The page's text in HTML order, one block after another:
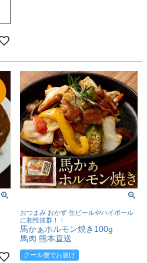
おつまみ おかず 生ビールやハイボール
に相性抜群！！
馬かぁホルモン焼き100g
馬肉 熊本直送
クール便でお届け